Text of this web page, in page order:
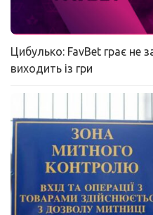
Цибулько: FavBet грає не
виходить із гри